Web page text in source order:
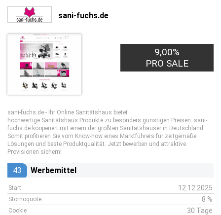
sani-fuchs.de
9,00%
PRO SALE
sani-fuchs.de - Ihr Online Sanitätshaus bietet
hochwertige Sanitätshaus Produkte zu besonders günstigen Preisen. sani-
fuchs.de kooperiert mit einem der größten Sanitätshäuser in Deutschland.
Somit profitieren Sie vom Know-how eines Marktführers für zeitgemäße
Lösungen und beste Produktqualität. Jetzt bewerben und attraktive
Provisionen sichern!
43 Werbemittel
Start 12.12.2025
Stornoquote 8 %
Cookie 30 Tage